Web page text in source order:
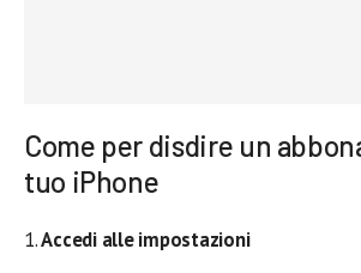
Come per disdire un
tuo iPhone
1.Accedi alle impostazioni